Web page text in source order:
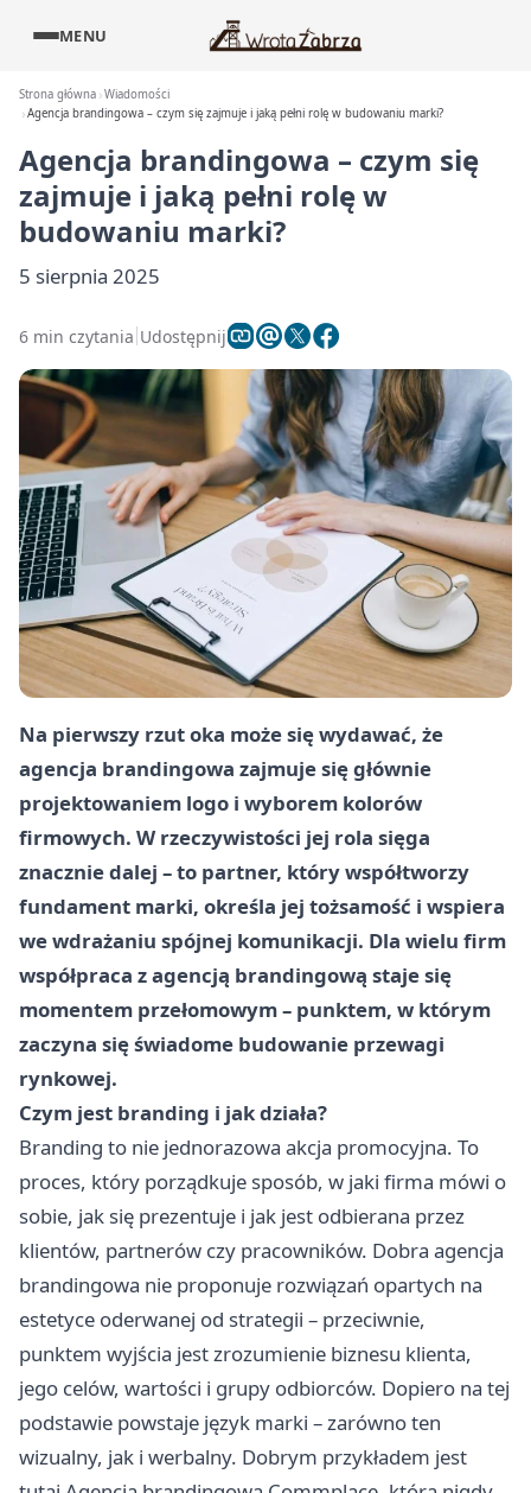
MENU
Strona główna Wiadomości
Agencja brandingowa – czym się zajmuje i jaką pełni rolę w budowaniu marki?
Agencja brandingowa – czym się
zajmuje i jaką pełni rolę w
budowaniu marki?
5 sierpnia 2025
6 min czytania Udostępnij
Na pierwszy rzut oka może się wydawać, że
agencja brandingowa zajmuje się głównie
projektowaniem logo i wyborem kolorów
firmowych. W rzeczywistości jej rola sięga
znacznie dalej – to partner, który współtworzy
fundament marki, określa jej tożsamość i wspiera
we wdrażaniu spójnej komunikacji. Dla wielu firm
współpraca z agencją brandingową staje się
momentem przełomowym – punktem, w którym
zaczyna się świadome budowanie przewagi
rynkowej.
Czym jest branding i jak działa?
Branding to nie jednorazowa akcja promocyjna. To
proces, który porządkuje sposób, w jaki firma mówi o
sobie, jak się prezentuje i jak jest odbierana przez
klientów, partnerów czy pracowników. Dobra agencja
brandingowa nie proponuje rozwiązań opartych na
estetyce oderwanej od strategii – przeciwnie,
punktem wyjścia jest zrozumienie biznesu klienta,
jego celów, wartości i grupy odbiorców. Dopiero na tej
podstawie powstaje język marki – zarówno ten
wizualny, jak i werbalny. Dobrym przykładem jest